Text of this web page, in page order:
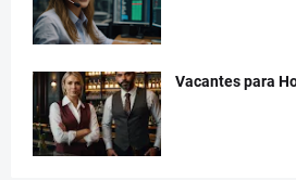
Vacantes para